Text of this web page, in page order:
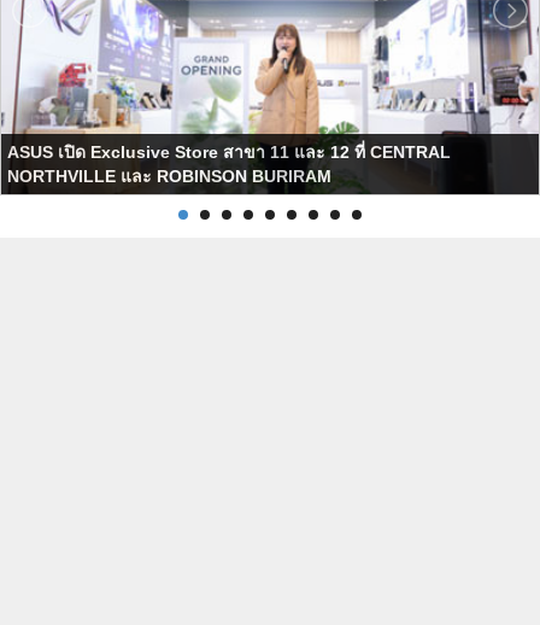
ASUS เปิด Exclusive Store สาขา 11 และ 12 ที่ CENTRAL
NORTHVILLE และ ROBINSON BURIRAM